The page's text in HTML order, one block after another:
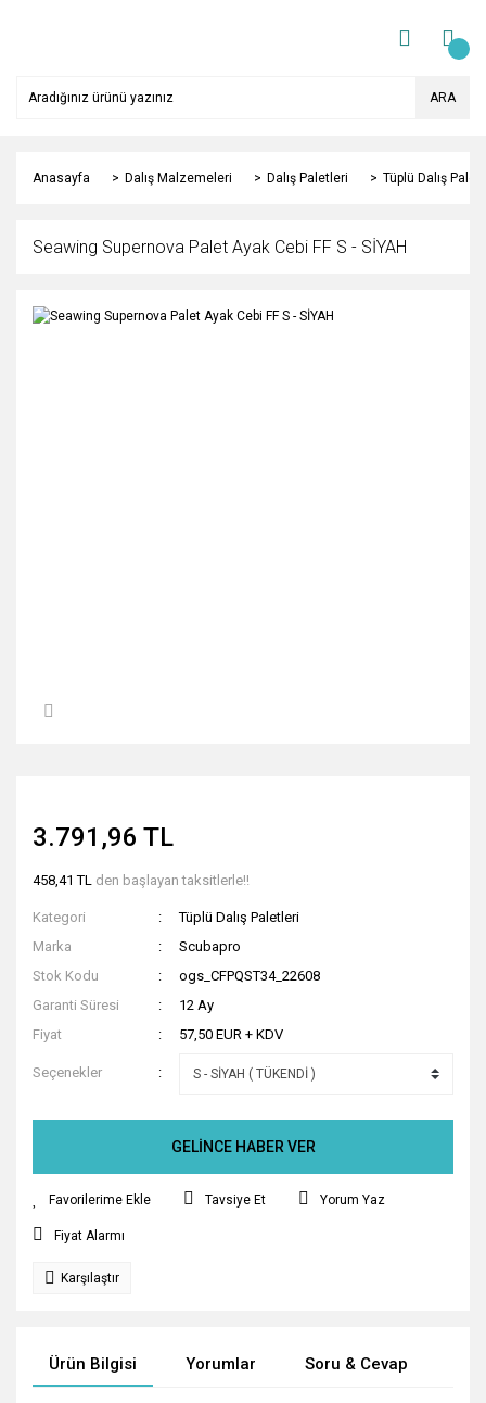
ARA
Anasayfa Dalış Malzemeleri Dalış Paletleri Tüplü Dalış
Seawing Supernova Palet Ayak Cebi FF S - SİYAH
3.791,96 TL
458,41 TL den başlayan taksitlerle!!
Kategori
Tüplü Dalış Paletleri
Marka
Scubapro
Stok Kodu
ogs_CFPQST34_22608
Garanti Süresi
12 Ay
Fiyat
57,50 EUR + KDV
Seçenekler
GELİNCE HABER VER
Tavsiye Et Yorum Yaz
Fiyat Alarmı
Karşılaştır
Ürün Bilgisi Yorumlar Soru & Cevap